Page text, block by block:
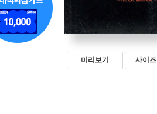
미리보기 사이